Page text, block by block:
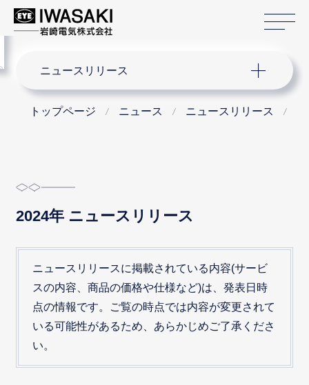
ニュースリリース
トップページ ニュース ニュースリリース
2024年 ニュースリリース
ニュースリリースに掲載されている内容(サービ
スの内容、商品の価格や仕様など)は、発表日時
点の情報です。ご覧の時点では内容が変更されて
いる可能性があるため、あらかじめご了承くださ
い。
menu